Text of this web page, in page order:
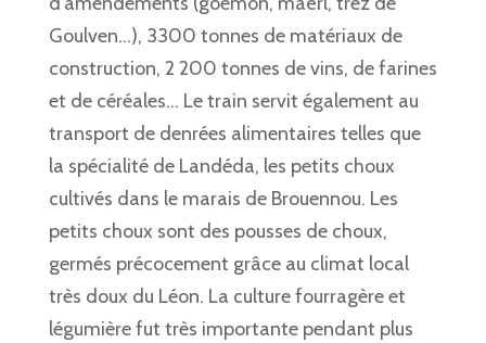
Goulven…), 3300 tonnes de matériaux de
construction, 2 200 tonnes de vins, de farines
et de céréales… Le train servit également au
transport de denrées alimentaires telles que
la spécialité de Landéda, les petits choux
cultivés dans le marais de Brouennou. Les
petits choux sont des pousses de choux,
germés précocement grâce au climat local
très doux du Léon. La culture fourragère et
légumière fut très importante pendant plus